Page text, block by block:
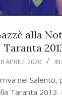
alla
Taranta
APRILE 2020 IN:
nel
Taranta 2013.